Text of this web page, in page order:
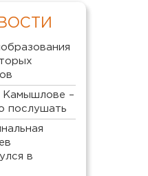
Камышлове –
послушать
в